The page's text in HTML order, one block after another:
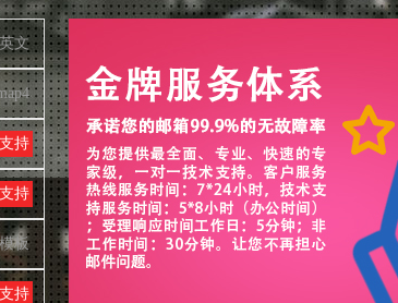
文
支持
支持
板
支持